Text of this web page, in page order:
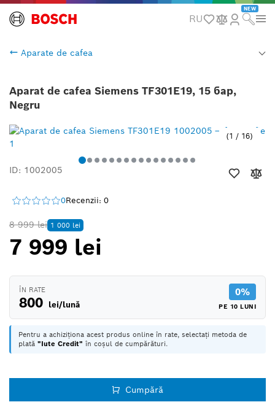
RU
NEW
Aparate de cafea
Aparat de cafea Siemens TF301E19, 15 бар,
Negru
1 / 16
ID: 1002005
0Recenzii: 0
8 999 lei 1 000 lei
7 999 lei
ÎN RATE
800 lei/lună
0%
PE 10 LUNI
Pentru a achiziționa acest produs online în rate, selectați metoda de
plată "Iute Credit" în coșul de cumpărături.
Cumpără